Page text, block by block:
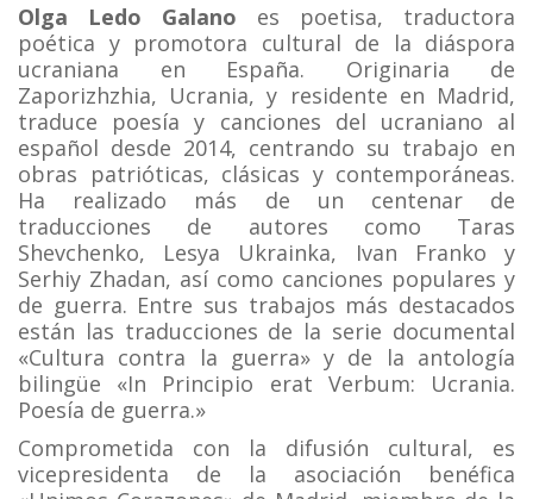
Olga Ledo Galano es poetisa, traductora
poética y promotora cultural de la diáspora
ucraniana en España. Originaria de
Zaporizhzhia, Ucrania, y residente en Madrid,
traduce poesía y canciones del ucraniano al
español desde 2014, centrando su trabajo en
obras patrióticas, clásicas y contemporáneas.
Ha realizado más de un centenar de
traducciones de autores como Taras
Shevchenko, Lesya Ukrainka, Ivan Franko y
Serhiy Zhadan, así como canciones populares y
de guerra. Entre sus trabajos más destacados
están las traducciones de la serie documental
«Cultura contra la guerra» y de la antología
bilingüe «In Principio erat Verbum: Ucrania.
Poesía de guerra.»
Comprometida con la difusión cultural, es
vicepresidenta de la asociación benéfica